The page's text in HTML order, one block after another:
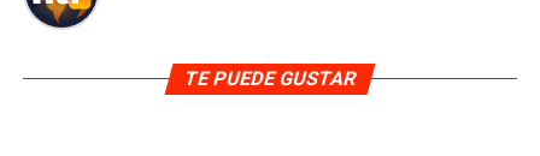
TE PUEDE GUSTAR